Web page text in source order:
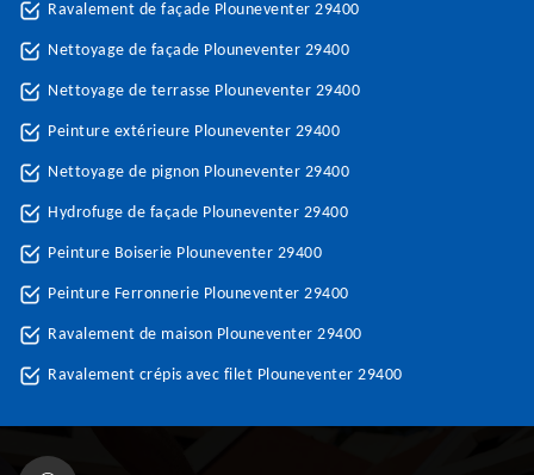
Ravalement de façade Plouneventer 29400
Nettoyage de façade Plouneventer 29400
Nettoyage de terrasse Plouneventer 29400
Peinture extérieure Plouneventer 29400
Nettoyage de pignon Plouneventer 29400
Hydrofuge de façade Plouneventer 29400
Peinture Boiserie Plouneventer 29400
Peinture Ferronnerie Plouneventer 29400
Ravalement de maison Plouneventer 29400
Ravalement crépis avec filet Plouneventer 29400